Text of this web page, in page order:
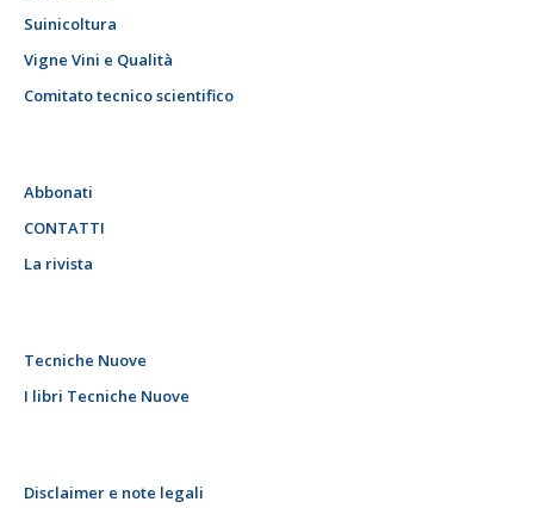
Suinicoltura
Vigne Vini e Qualità
Comitato tecnico scientifico
Abbonati
CONTATTI
La rivista
Tecniche Nuove
I libri Tecniche Nuove
Disclaimer e note legali